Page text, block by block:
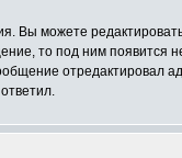
можете
то под ним появится
отредактировал